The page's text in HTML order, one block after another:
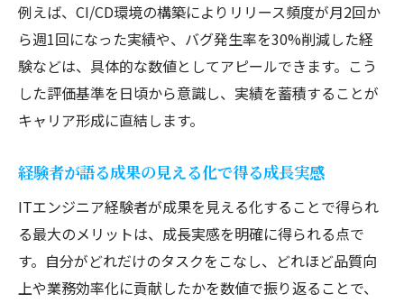
例えば、CI/CD環境の構築によりリリース頻度が月2回か
ら週1回になった実績や、バグ発生率を30%削減した経
験などは、具体的な数値としてアピールできます。こう
した評価基準を日頃から意識し、実績を蓄積することが
キャリア形成に直結します。
経験者が語る成果の見える化で得る成長実感
ITエンジニア経験者が成果を見える化することで得られ
る最大のメリットは、成長実感を明確に得られる点で
す。自分がどれだけのタスクをこなし、どれほど品質向
上や業務効率化に貢献したかを数値で振り返ることで、